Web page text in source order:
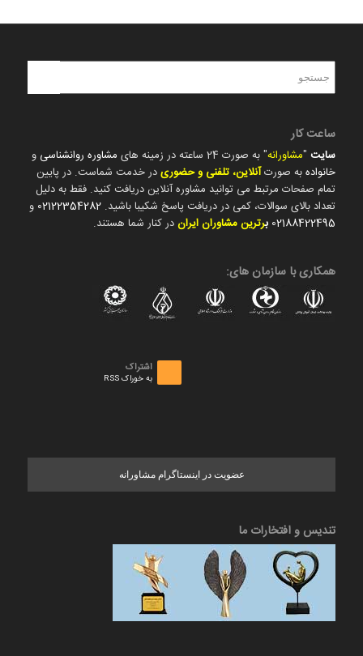
ساعت کار
سایت"مشاورانه" به صورت 24 ساعته در زمینه های مشاوره روانشناسی و
خانوادهبه صورتآنلاین، تلفنی و حضوریدر خدمت شماست. در پایین
تمام صفحات مرتبط می توانید مشاوره آنلاین دریافت کنید. فقط به دلیل
تعداد بالای سوالات، کمی در دریافت پاسخ شکیبا باشید. 02122354282 و
02188422495 برترین مشاوران ایراندر کنار شما هستند.
همکاری با سازمان های:
اشتراک
به خوراک RSS
عضویت در اینستاگرام مشاورانه
تندیس و افتخارات ما